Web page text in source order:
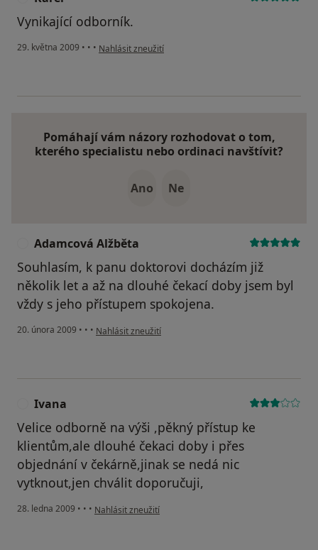
Vynikající odborník.
29. května 2009 • • • podle názoru uživatele Karel
Nahlásit zneužití
Pomáhají vám názory rozhodovat o tom,
kterého specialistu nebo ordinaci navštívit?
Ano Ne
Adamcová Alžběta
Souhlasím, k panu doktorovi docházím již
několik let a až na dlouhé čekací doby jsem byl
vždy s jeho přístupem spokojena.
20. února 2009 • • • podle názoru uživatele Adamcová Alžběta
Nahlásit zneužití
Ivana
Velice odborně na výši ,pěkný přístup ke
klientům,ale dlouhé čekaci doby i přes
objednání v čekárně,jinak se nedá nic
vytknout,jen chválit doporučuji,
28. ledna 2009 • • • podle názoru uživatele Ivana
Nahlásit zneužití